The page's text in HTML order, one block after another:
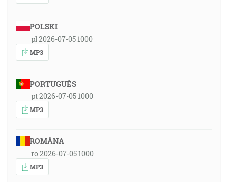
POLSKI
pl 2026-07-05 1000
MP3
PORTUGUÊS
pt 2026-07-05 1000
MP3
ROMÂNA
ro 2026-07-05 1000
MP3